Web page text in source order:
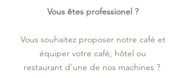
Vous êtes professionel ?
Vous souhaitez proposer notre café et
équiper votre café, hôtel ou
restaurant d'une de nos machines ?